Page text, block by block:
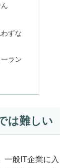
ずな
ラン
は難しい
一般IT企業に入